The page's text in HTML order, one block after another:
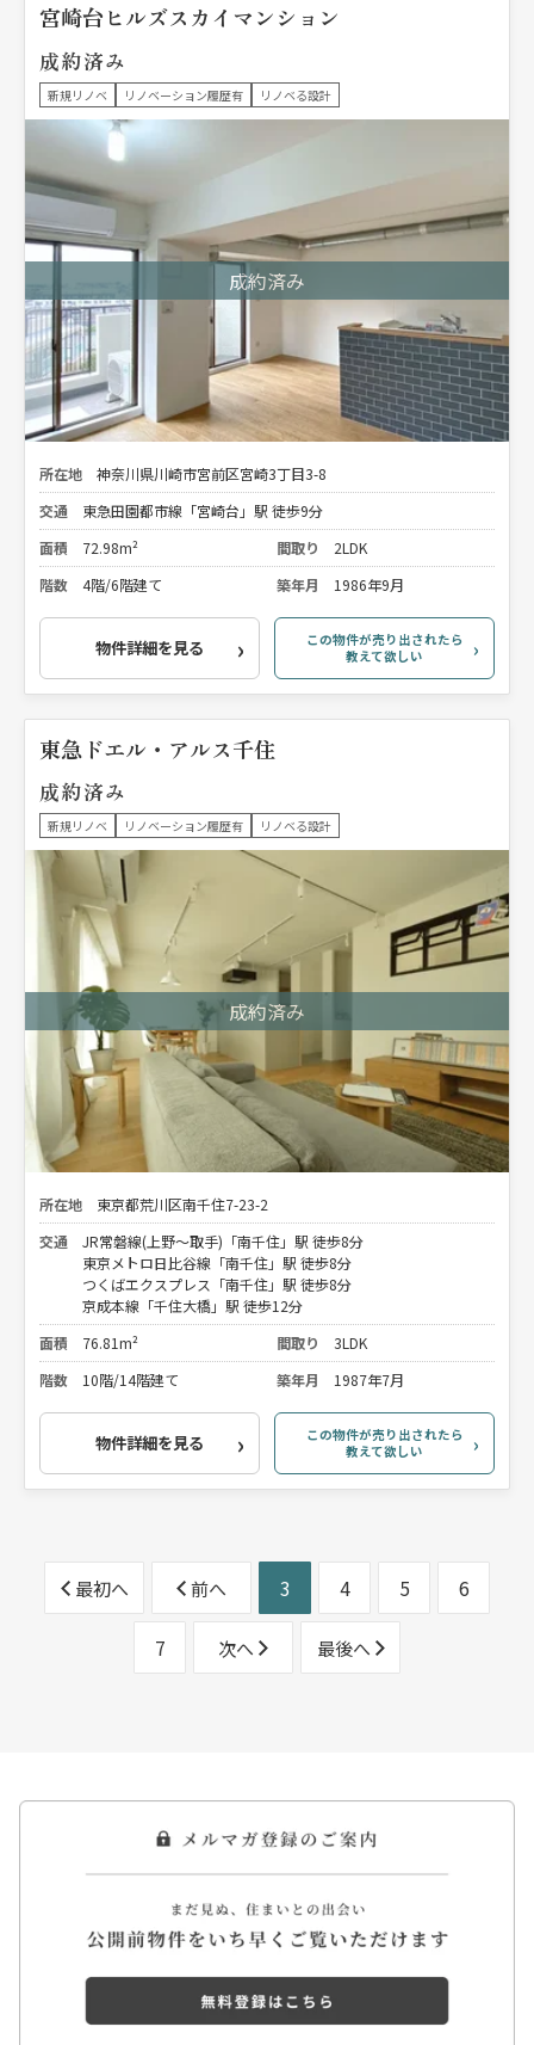
宮崎台ヒルズスカイマンション
成約済み
新規リノベ リノベーション履歴有 リノベる設計
所在地
神奈川県川崎市宮前区宮崎3丁目3-8
交通
東急田園都市線「宮崎台」駅 徒歩9分
面積
72.98m² 間取り
2LDK
階数
4階/6階建て 築年月 1986年9月
物件詳細を見る
この物件が売り出されたら
教えて欲しい
東急ドエル・アルス千住
成約済み
新規リノベ リノベーション履歴有 リノベる設計
所在地
東京都荒川区南千住7-23-2
交通
JR常磐線(上野～取手)「南千住」駅 徒歩8分
東京メトロ日比谷線「南千住」駅 徒歩8分
つくばエクスプレス「南千住」駅 徒歩8分
京成本線「千住大橋」駅 徒歩12分
面積
76.81m² 間取り
3LDK
階数
10階/14階建て 築年月 1987年7月
物件詳細を見る
この物件が売り出されたら
教えて欲しい
最初へ 前へ 3 4 5 6
7 次へ 最後へ